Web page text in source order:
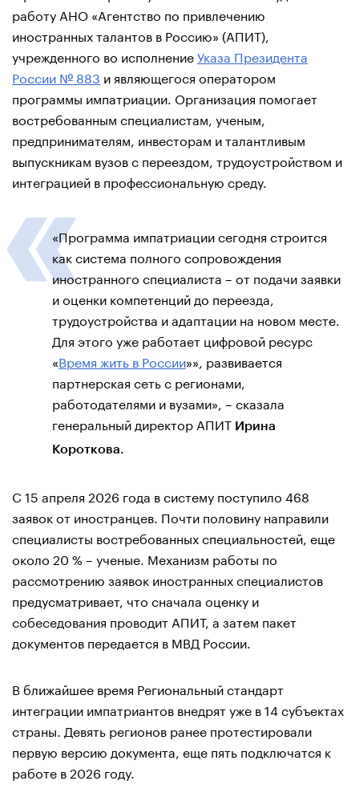
работу АНО «Агентство по привлечению
иностранных талантов в Россию» (АПИТ),
учрежденного во исполнениеУказа Президента
России № 883 и являющегося оператором
программы импатриации. Организация помогает
востребованным специалистам, ученым,
предпринимателям, инвесторам и талантливым
выпускникам вузов с переездом, трудоустройством и
интеграцией в профессиональную среду.
«Программа импатриации сегодня строится
как система полного сопровождения
иностранного специалиста – от подачи заявки
и оценки компетенций до переезда,
трудоустройства и адаптации на новом месте.
Для этого уже работает цифровой ресурс
«Время жить в России»», развивается
партнерская сеть с регионами,
работодателями и вузами», – сказала
генеральный директор АПИТ Ирина
Короткова.
С 15 апреля 2026 года в систему поступило 468
заявок от иностранцев. Почти половину направили
специалисты востребованных специальностей, еще
около 20 % – ученые. Механизм работы по
рассмотрению заявок иностранных специалистов
предусматривает, что сначала оценку и
собеседования проводит АПИТ, а затем пакет
документов передается в МВД России.
В ближайшее время Региональный стандарт
интеграции импатриантов внедрят уже в 14 субъектах
страны. Девять регионов ранее протестировали
первую версию документа, еще пять подключатся к
работе в 2026 году.